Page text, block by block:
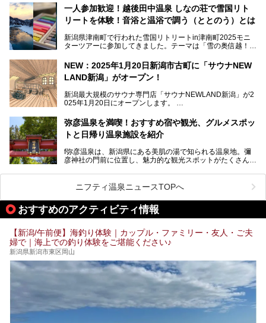
温泉が利用ができる宿泊施設も多く、スーパー銭湯も多彩な
サービスを提供する施設がいろいろ。
観光やレジャーに温泉を組み合わせれば、旅はさらに充実し
します。
一人参加歓迎！越後田中温泉 しなの荘で雪国リト
リートを体験！音浴と温浴で調う（ととのう）とは
新潟県津南町で行われた雪国リトリートin津南町2025モニ
ターツアーに参加してきました。テーマは「雪の奥信越！音
温泉ライターとして「温浴」は頻繁に体験していますが、
「音浴」とは果たしてどんな体験なのでしょう？とても気に
なお、宿泊した温泉は日帰り入浴もできる秘湯「越後田中温
泉 しなの荘」です。こちらについても詳しく紹介します。
提供元：一般社団法人 雪国観光舎【PR】
す。
NEW：2025年1月20日新潟市古町に「サウナNEW
LAND新潟」がオープン！
新潟最大規模のサウナ専門店「サウナNEWLAND新潟」が2
025年1月20日にオープンします。
街に再び笑顔と賑わいを取り戻し、新たなランドマークとし
て地域活性化を目指します。
サウナ室のテーマは「海賊船」‥⁉ ユニークなサウナ室を
弥彦温泉を満喫！おすすめ宿や観光、グルメスポッ
トと日帰り温泉施設を紹介
f弥彦温泉は、新潟県にある美肌の湯で知られる温泉地。彌
彦神社の門前に位置し、魅力的な観光スポットがたくさんあ
この記事では、弥彦温泉の宿泊に最適なおすすめ宿や、日帰
り施設、グルメスポット、弥彦の自然を堪能できる観光スポ
ットをご紹介します。初めての弥彦温泉旅行を計画している
方に向けて、弥彦温泉の魅力を存分にお伝えしますので、ぜ
ひ参考にしてみてくださいね！
ニフティ温泉ニュースTOPへ
おすすめのアクティビティ情報
【新潟/午前便】海釣り体験｜カップル・ファミリー・友人・ご夫
婦で｜海上での釣り体験をご堪能ください♪
新潟県新潟市東区岡山